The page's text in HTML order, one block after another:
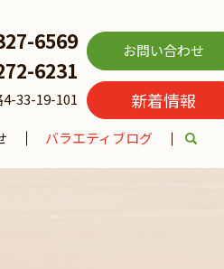
6569
6231
33-19-101
お問い合わせ
新着情報
バラエティブログ search